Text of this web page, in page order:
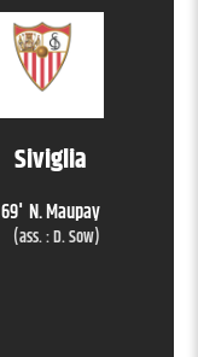
Siviglia
69' N. Maupay
(ass. :D. Sow)